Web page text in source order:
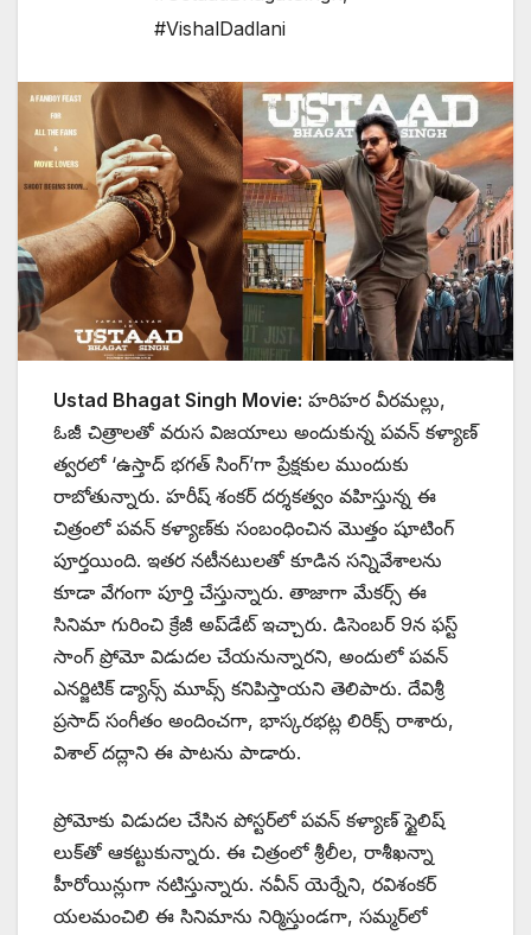
#VishalDadlani
Ustad Bhagat Singh Movie: హరిహర వీరమల్లు,
ఓజీ చిత్రాలతో వరుస విజయాలు అందుకున్న పవన్ కళ్యాణ్
త్వరలో ‘ఉస్తాద్ భగత్ సింగ్’గా ప్రేక్షకుల ముందుకు
రాబోతున్నారు. హరీష్ శంకర్ దర్శకత్వం వహిస్తున్న ఈ
చిత్రంలో పవన్ కళ్యాణ్‌కు సంబంధించిన మొత్తం షూటింగ్
పూర్తయింది. ఇతర నటీనటులతో కూడిన సన్నివేశాలను
కూడా వేగంగా పూర్తి చేస్తున్నారు. తాజాగా మేకర్స్ ఈ
సినిమా గురించి క్రేజీ అప్‌డేట్ ఇచ్చారు. డిసెంబర్ 9న ఫస్ట్
సాంగ్ ప్రోమో విడుదల చేయనున్నారని, అందులో పవన్
ఎనర్జిటిక్ డ్యాన్స్ మూవ్స్ కనిపిస్తాయని తెలిపారు. దేవిశ్రీ
ప్రసాద్ సంగీతం అందించగా, భాస్కరభట్ల లిరిక్స్ రాశారు,
విశాల్ దద్లాని ఈ పాటను పాడారు.
ప్రోమోకు విడుదల చేసిన పోస్టర్‌లో పవన్ కళ్యాణ్ స్టైలిష్
లుక్‌తో ఆకట్టుకున్నారు. ఈ చిత్రంలో శ్రీలీల, రాశీఖన్నా
హీరోయిన్లుగా నటిస్తున్నారు. నవీన్ యెర్నేని, రవిశంకర్
యలమంచిలి ఈ సినిమాను నిర్మిస్తుండగా, సమ్మర్‌లో